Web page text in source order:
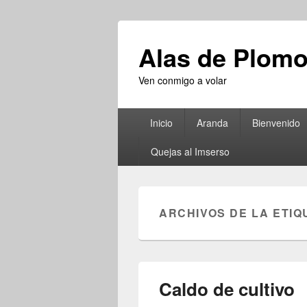
Alas de Plomo
Ven conmigo a volar
principalInicio Aranda Bienvenido
Quejas al Imserso
ARCHIVOS DE LA
Caldo de cultivo